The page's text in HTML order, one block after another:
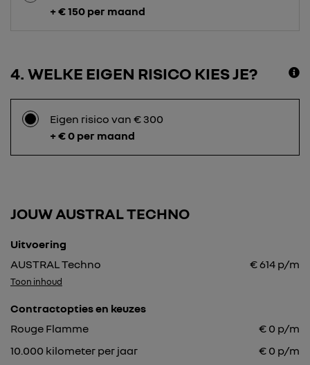
+ € 150 per maand
4 WELKE EIGEN RISICO KIES JE?
Eigen risico van € 300
+ € 0 per maand
JOUW AUSTRAL TECHNO
Uitvoering
AUSTRAL Techno
€614 p/m
Toon inhoud
Contractopties en keuzes
Rouge Flamme
€ 0 p/m
10.000 kilometer per jaar € 0 p/m